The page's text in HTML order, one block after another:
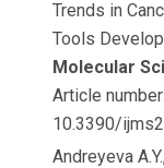
Trends in
Tools
Molecular
Article
10.3390/
Andreyeva